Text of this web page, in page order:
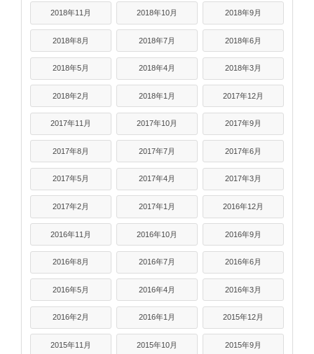
2018年11月 2018年10月 2018年9月
2018年8月 2018年7月 2018年6月
2018年5月 2018年4月 2018年3月
2018年2月 2018年1月 2017年12月
2017年11月 2017年10月 2017年9月
2017年8月 2017年7月 2017年6月
2017年5月 2017年4月 2017年3月
2017年2月 2017年1月 2016年12月
2016年11月 2016年10月 2016年9月
2016年8月 2016年7月 2016年6月
2016年5月 2016年4月 2016年3月
2016年2月 2016年1月 2015年12月
2015年11月 2015年10月 2015年9月